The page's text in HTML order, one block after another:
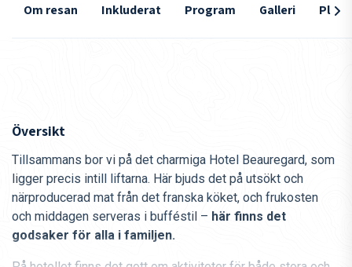
Om resan Inkluderat Program Galleri Plats
Översikt
Tillsammans bor vi på det charmiga Hotel Beauregard, som
ligger precis intill liftarna. Här bjuds det på utsökt och
närproducerad mat från det franska köket, och frukosten
och middagen serveras i bufféstil – här finns det
godsaker för alla i familjen.